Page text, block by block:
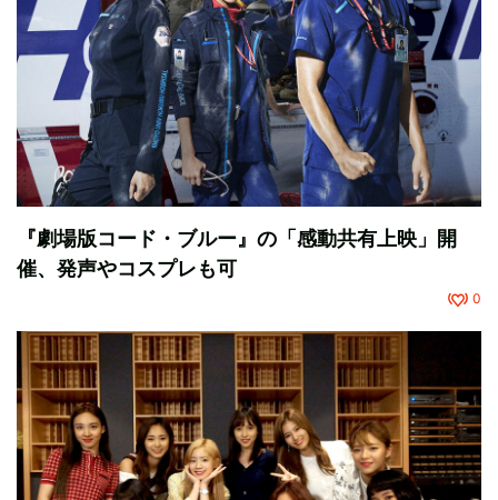
『劇場版コード・ブルー』の「感動共有上映」開
催、発声やコスプレも可
0